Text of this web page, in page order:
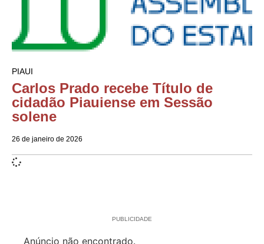
PIAUI
Carlos Prado recebe Título de
cidadão Piauiense em Sessão
solene
26 de janeiro de 2026
PUBLICIDADE
Anúncio não encontrado.